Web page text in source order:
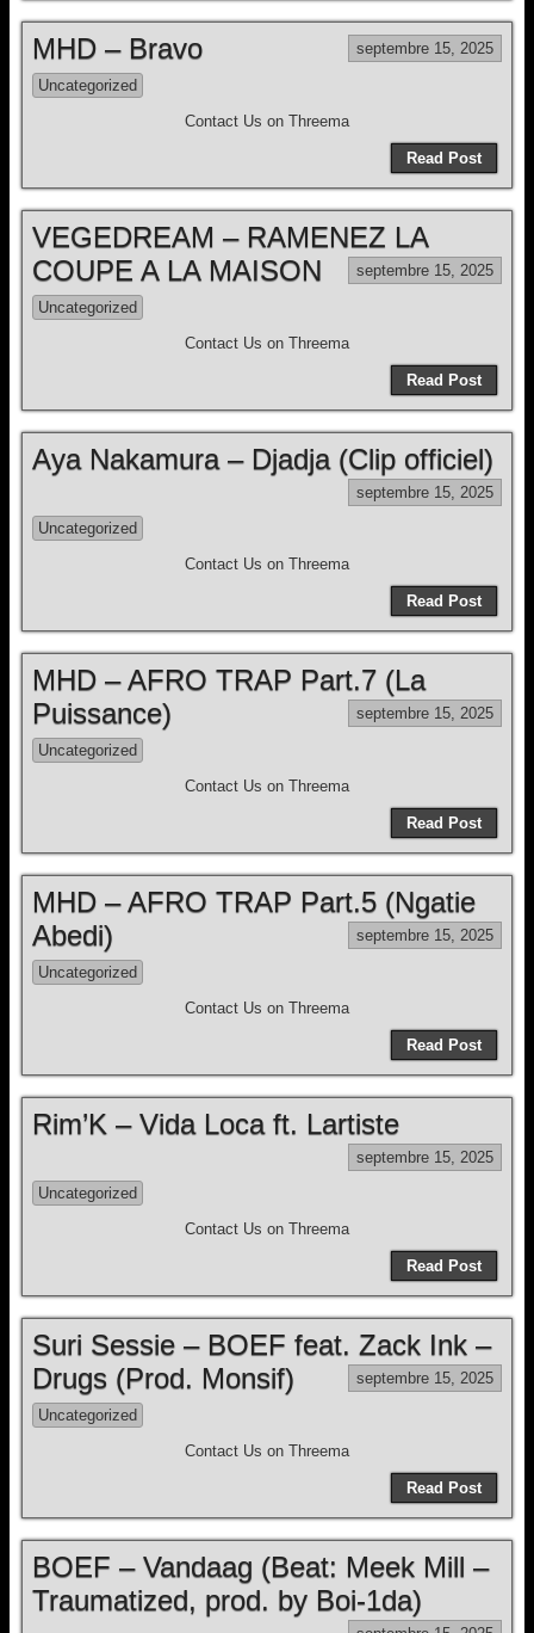
MHD – Bravo septembre 15, 2025
Uncategorized
Contact Us on Threema
Read Post
VEGEDREAM – RAMENEZ LA
COUPE A LA MAISON
septembre 15, 2025
Uncategorized
Contact Us on Threema
Read Post
Aya Nakamura – Djadja (Clip officiel)
septembre 15, 2025
Uncategorized
Contact Us on Threema
Read Post
MHD – AFRO TRAP Part.7 (La
Puissance)
septembre 15, 2025
Uncategorized
Contact Us on Threema
Read Post
MHD – AFRO TRAP Part.5 (Ngatie
Abedi)
septembre 15, 2025
Uncategorized
Contact Us on Threema
Read Post
Rim’K – Vida Loca ft. Lartiste
septembre 15, 2025
Uncategorized
Contact Us on Threema
Read Post
Suri Sessie – BOEF feat. Zack Ink –
Drugs (Prod. Monsif)
septembre 15, 2025
Uncategorized
Contact Us on Threema
Read Post
BOEF – Vandaag (Beat: Meek Mill –
Traumatized, prod. by Boi-1da)